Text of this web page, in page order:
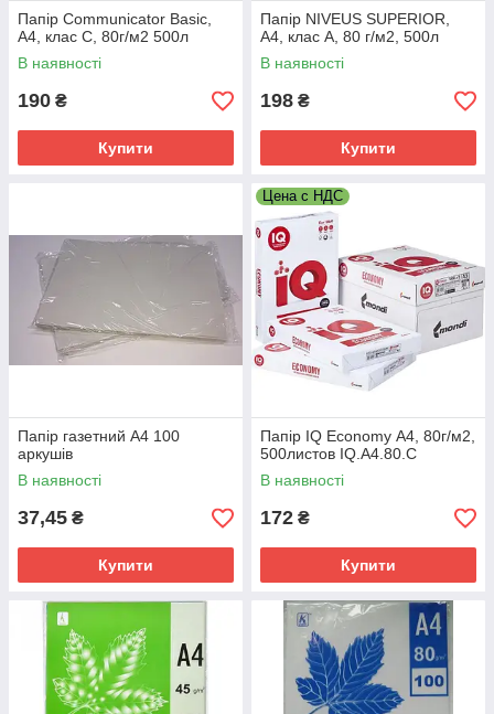
Папір Communicator Basic,
А4, клас C, 80г/м2 500л
В наявності
190 ₴
Купити
Папір NIVEUS SUPERIOR,
А4, клас A, 80 г/м2, 500л
В наявності
198 ₴
Купити
Папір газетний А4 100
аркушів
В наявності
37,45 ₴
Купити
Цена с НДС
Папір IQ Economy А4, 80г/м2,
500листов IQ.A4.80.C
В наявності
172 ₴
Купити